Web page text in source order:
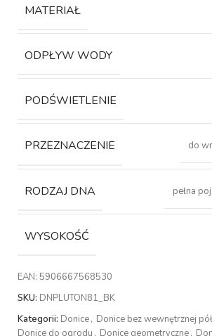
MATERIAŁ
ODPŁYW WODY
PODŚWIETLENIE
PRZEZNACZENIE do
RODZAJ DNA pełna
WYSOKOŚĆ
EAN: 5906667568530
SKU: DNPLUTON81_BK
Kategorii: Donice, Donice bez wewnętrznej
Donice do ogrodu , Donice geometryczne,